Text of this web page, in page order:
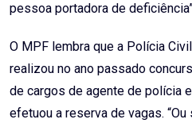
pessoa portadora de
O MPF lembra que a Polícia
realizou no ano passado
de cargos de agente de polícia
efetuou a reserva de vagas. “Ou